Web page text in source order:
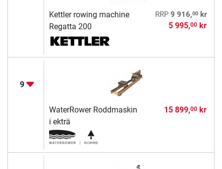
Kettler rowing machine
Regatta 200
RRP 9 916,00kr
5 995,00kr
9
WaterRower Roddmaskin
i ekträ
15 899,00kr